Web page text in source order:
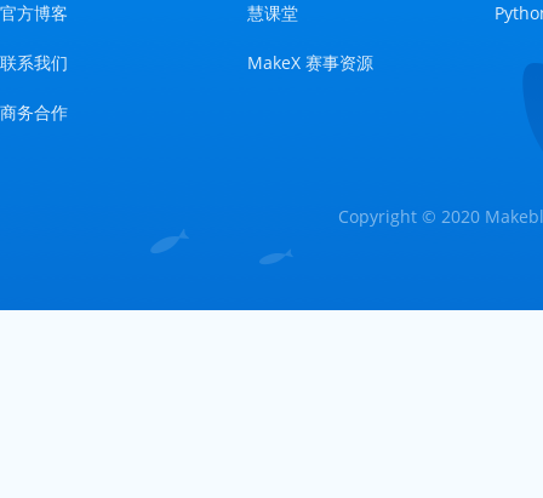
官方博客
联系我们
商务合作
慧课堂
MakeX 赛事资源
Copyright © 2020